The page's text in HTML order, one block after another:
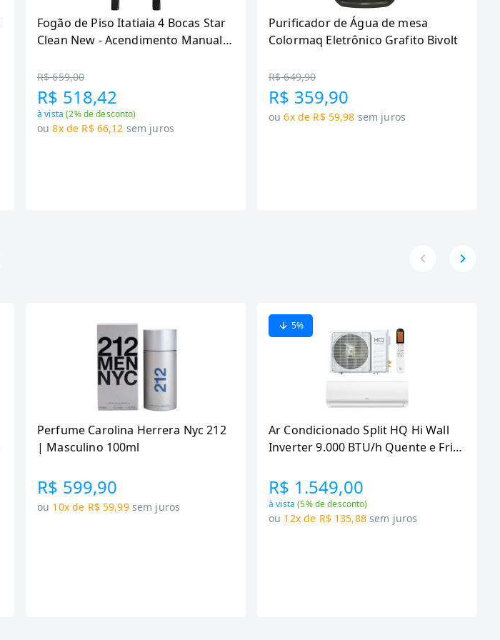
Fogão de Piso Itatiaia 4 Bocas Star
Clean New - Acendimento Manual,
R$ 659,00
R$ 518,42
à vista(2% de desconto)
ou 8x de R$ 66,12 sem juros
Purificador de Água de mesa
Colormaq Eletrônico Grafito Bivolt
R$ 649,90
R$ 359,90
ou 6x de R$ 59,98 sem juros
Perfume Carolina Herrera Nyc 212
| Masculino 100ml
R$ 599,90
ou 10x de R$ 59,99 sem juros
5%
Ar Condicionado Split HQ Hi Wall
Inverter 9.000 BTU/h Quente e Frio
VIHT9KCH3S2S23 -
R$ 1.549,00
à vista(5% de desconto)
ou 12x de R$ 135,88 sem juros